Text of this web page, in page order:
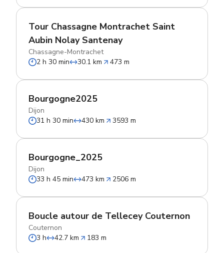
Tour Chassagne Montrachet Saint
Aubin Nolay Santenay
Chassagne-Montrachet
2 h 30 min
30.1 km 473 m
Bourgogne2025
Dijon
31 h 30 min
430 km 3593 m
Bourgogne_2025
Dijon
33 h 45 min
473 km 2506 m
Boucle autour de Tellecey Couternon
Couternon
3 h
42.7 km 183 m